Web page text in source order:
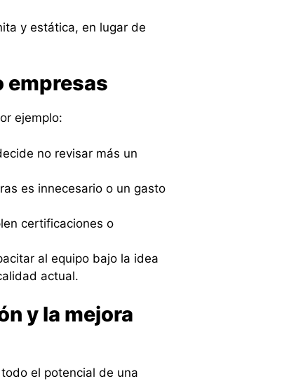
y estática, en lugar de
empresas
ejemplo:
no revisar más un
es innecesario o un gasto
certificaciones o
al equipo bajo la idea
actual.
y la mejora
el potencial de una